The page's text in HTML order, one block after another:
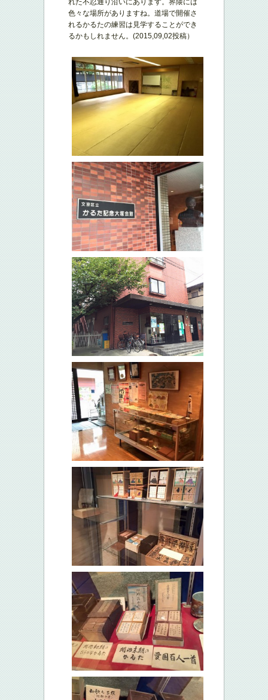
れた不忍通り沿いにあります。界隈には
色々な場所がありますね。道場で開催さ
れるかるたの練習は見学することができ
るかもしれません。(2015,09,02投稿）